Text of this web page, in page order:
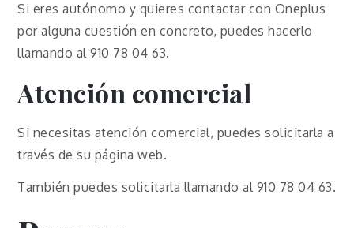
Si eres autónomo y quieres contactar con Oneplus
por alguna cuestión en concreto, puedes hacerlo
llamando al 910 78 04 63.
Atención comercial
Si necesitas atención comercial, puedes solicitarla a
través de su página web.
También puedes solicitarla llamando al 910 78 04 63.